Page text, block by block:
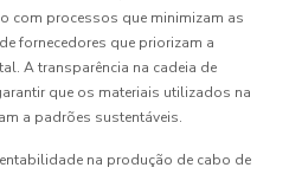
com processos que minimizam as
fornecedores que priorizam a
A transparência na cadeia de
que os materiais utilizados na
a padrões sustentáveis.
na produção de cabo de